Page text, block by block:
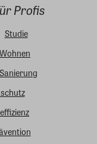
Profis
Studie
Wohnen
Sanierung